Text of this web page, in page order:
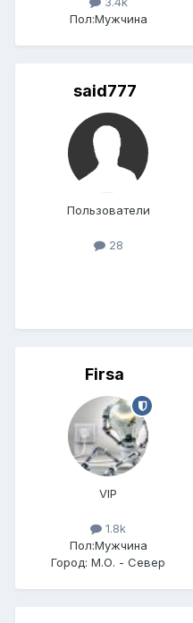
Пол:Мужчина
said777
Пользователи
28
Firsa
VIP
1.8k
Пол:Мужчина
Город: М.О. - Север